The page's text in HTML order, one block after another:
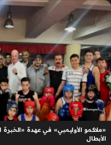
«ملاكمو الأوليمبي» في عهدة
الأبطال